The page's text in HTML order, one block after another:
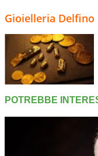
Gioielleria Delfino